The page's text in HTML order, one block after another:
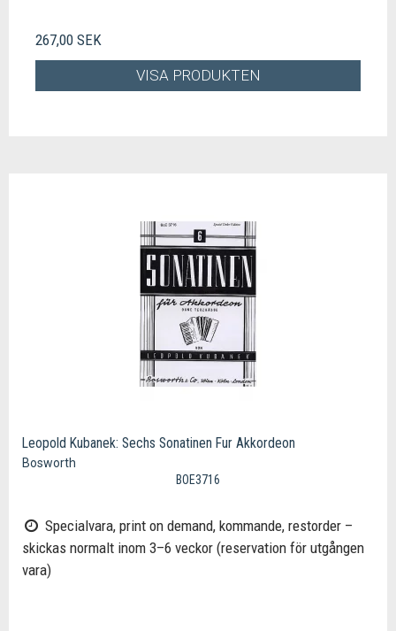
267,00 SEK
VISA PRODUKTEN
Leopold Kubanek: Sechs Sonatinen Fur Akkordeon
Bosworth
BOE3716
Specialvara, print on demand, kommande, restorder –
skickas normalt inom 3–6 veckor (reservation för utgången
vara)